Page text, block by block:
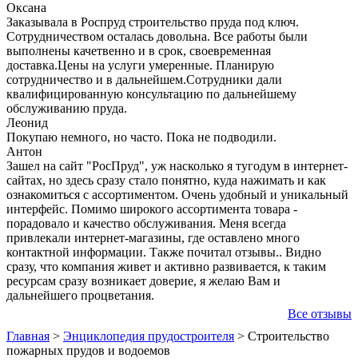
Оксана
Заказывала в Роспруд строительство пруда под ключ.
Сотрудничеством осталась довольна. Все работы были
выполнены качетвенно и в срок, своевременная
доставка.Цены на услуги умеренные. Планирую
сотрудничество и в дальнейшем.Сотрудники дали
квалифицированную консультацию по дальнейшему
обслуживанию пруда.
Леонид
Покупаю немного, но часто. Пока не подводили.
Антон
Зашел на сайт "РосПруд", уж насколько я тугодум в интернет-
сайтах, но здесь сразу стало понятно, куда нажимать и как
ознакомиться с ассортиментом. Очень удобный и уникальный
интерфейс. Помимо широкого ассортимента товара -
порадовало и качество обслуживания. Меня всегда
привлекали интернет-магазины, где оставлено много
контактной информации. Также почитал отзывы.. Видно
сразу, что компания живет и активно развивается, к таким
ресурсам сразу возникает доверие, я желаю Вам и
дальнейшего процветания.
Все отзывы
Главная > Энциклопедия прудостроителя > Строительство
пожарных прудов и водоемов